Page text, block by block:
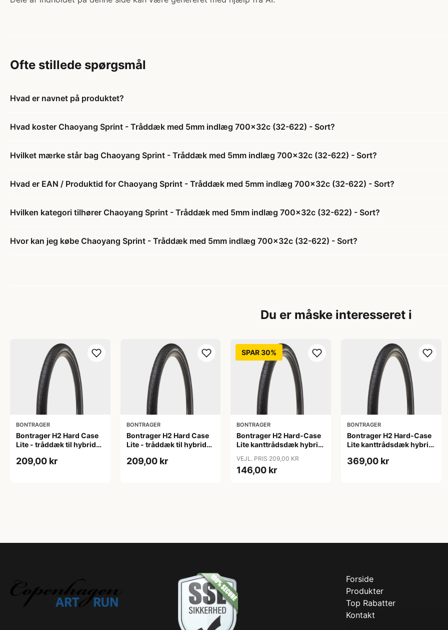
Ofte stillede spørgsmål
Hvad er navnet på produktet?
Hvad koster Chaoyang Sprint - Tråddæk med 5mm indlæg 700x32c (32-622) - Sort?
Hvilket mærke står bag Chaoyang Sprint - Tråddæk med 5mm indlæg 700x32c (32-622) - Sort?
Hvad er EAN / Produktid for Chaoyang Sprint - Tråddæk med 5mm indlæg 700x32c (32-622) - Sort?
Hvilken kategori tilhører Chaoyang Sprint - Tråddæk med 5mm indlæg 700x32c (32-622) - Sort?
Hvor kan jeg købe Chaoyang Sprint - Tråddæk med 5mm indlæg 700x32c (32-622) - Sort?
Du er måske interesseret i
BONTRAGER
Bontrager H2 Hard Case
Lite - tråddæk til hybrid
refleks
209,00 kr
BONTRAGER
Bontrager H2 Hard Case
Lite - tråddæk til hybrid
refleks
209,00 kr
SPAR 30%
BONTRAGER
Bontrager H2 Hard-Case
Lite kanttrådsdæk hybrid
VEJL. PRIS 209,00 KR
146,00 kr
BONTRAGER
Bontrager H2 Hard-Case
Lite kanttrådsdæk hybrid
369,00 kr
Forside
Produkter
Top Rabatter
Kontakt